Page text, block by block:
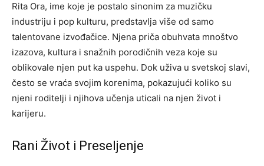
Rita Ora, ime koje je postalo sinonim za muzičku
industriju i pop kulturu, predstavlja više od samo
talentovane izvođačice. Njena priča obuhvata mnoštvo
izazova, kultura i snažnih porodičnih veza koje su
oblikovale njen put ka uspehu. Dok uživa u svetskoj slavi,
često se vraća svojim korenima, pokazujući koliko su
njeni roditelji i njihova učenja uticali na njen život i
karijeru.
Rani Život i Preseljenje